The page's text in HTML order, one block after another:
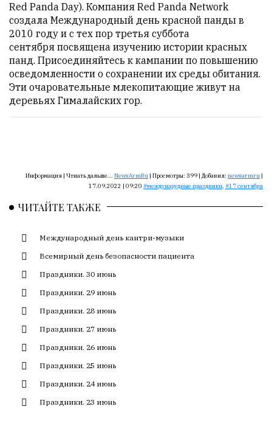
НАШИ
ПРАВИЛА
Тонкие
материалы
для
независимо
трудом,
душой.
Редакция
не
лезет
авторские
не
кромсает
их
не
Red Panda Day). Компания Red Panda Network
создала Международный день красной панды в
2010 году и с тех пор третья суббота
сентября посвящена изучению истории красных
панд. Присоединяйтесь к кампании по повышению
осведомленности о сохранении их среды обитания.
Эти очаровательные млекопитающие живут на
деревьях Гималайских гор.
Информация | Чтиать дальше... NewsArmRu | Просмотры: 399 | Добавил: newsarmru |
17.09.2022 | 09:20
междунарудные праздники, 17 сентября
ЧИТАЙТЕ ТАКЖЕ
Международный день кантри-музыки
Всемирный день безопасности пациента
Праздники. 30 июнь
Праздники. 29 июнь
Праздники. 28 июнь
Праздники. 27 июнь
Праздники. 26 июнь
Праздники. 25 июнь
Праздники. 24 июнь
Праздники. 23 июнь